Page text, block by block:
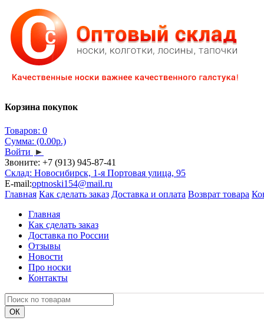
Корзина покупок
Товаров: 0
Сумма: (0.00р.)
Войти ►
Звоните: +7 (913) 945-87-41
Склад: Новосибирск, 1-я Портовая улица, 95
E-mail:optnoski154@mail.ru
Главная Как сделать заказ Доставка и оплата Возврат товара
Главная
Как сделать заказ
Доставка по России
Отзывы
Новости
Про носки
Контакты